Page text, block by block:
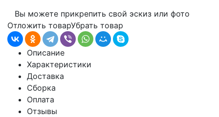
Вы можете прикрепить свой эскиз или фото
Отложить товарУбрать товар
Описание
Характеристики
Доставка
Сборка
Оплата
Отзывы